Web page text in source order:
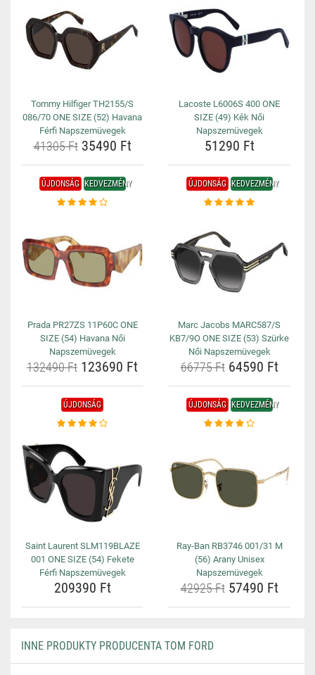
Tommy Hilfiger TH2155/S
086/70 ONE SIZE (52) Havana
Férfi Napszemüvegek
41305 Ft35490 Ft
Lacoste L6006S 400 ONE
SIZE (49) Kék Női
Napszemüvegek
51290 Ft
ÚJDONSÁG KEDVEZMÉNY
Prada PR27ZS 11P60C ONE
SIZE (54) Havana Női
Napszemüvegek
132490 Ft 123690 Ft
ÚJDONSÁG KEDVEZMÉNY
Marc Jacobs MARC587/S
KB7/9O ONE SIZE (53) Szürke
Női Napszemüvegek
66775 Ft64590 Ft
ÚJDONSÁG
Saint Laurent SLM119BLAZE
001 ONE SIZE (54) Fekete
Férfi Napszemüvegek
209390 Ft
ÚJDONSÁG KEDVEZMÉNY
Ray-Ban RB3746 001/31 M
(56) Arany Unisex
Napszemüvegek
42925 Ft57490 Ft
INNE PRODUKTY PRODUCENTA TOM FORD